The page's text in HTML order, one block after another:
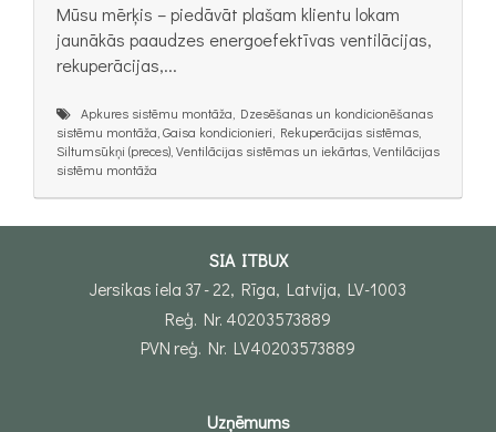
Mūsu mērķis – piedāvāt plašam klientu lokam
jaunākās paaudzes energoefektīvas ventilācijas,
rekuperācijas,...
Apkures sistēmu montāža, Dzesēšanas un kondicionēšanas
sistēmu montāža, Gaisa kondicionieri, Rekuperācijas sistēmas,
Siltumsūkņi (preces), Ventilācijas sistēmas un iekārtas, Ventilācijas
sistēmu montāža
SIA ITBUX
Jersikas iela 37 - 22, Rīga, Latvija, LV-1003
Reģ. Nr. 40203573889
PVN reģ. Nr. LV40203573889
Uzņēmums